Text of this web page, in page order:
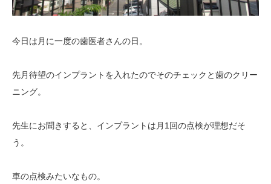
今日は月に一度の歯医者さんの日。
先月待望のインプラントを入れたのでそのチェックと歯のクリー
ニング。
先生にお聞きすると、インプラントは月1回の点検が理想だそ
う。
車の点検みたいなもの。